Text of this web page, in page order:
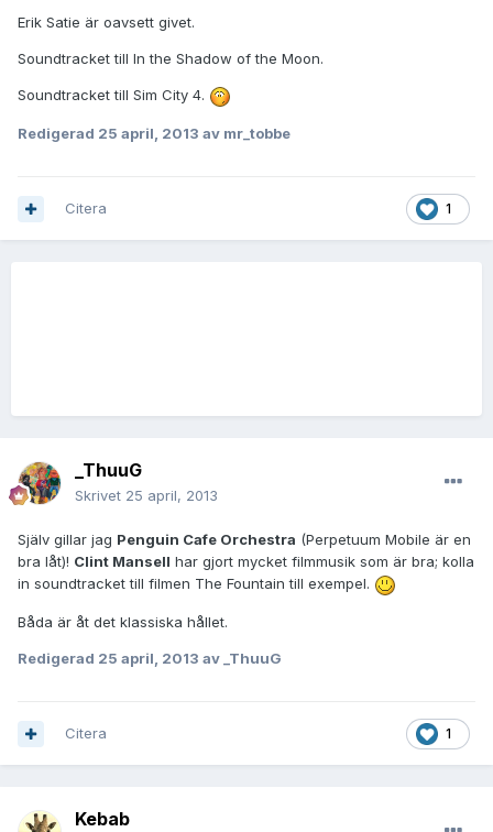
Erik Satie är oavsett givet.
Soundtracket till In the Shadow of the Moon.
Soundtracket till Sim City 4.
Redigerad 25 april, 2013 av mr_tobbe
1
Citera
_ThuuG
Skrivet 25 april, 2013
Själv gillar jag Penguin Cafe Orchestra (Perpetuum Mobile är en
bra låt)! Clint Mansell har gjort mycket filmmusik som är bra; kolla
in soundtracket till filmen The Fountain till exempel.
Båda är åt det klassiska hållet.
Redigerad 25 april, 2013 av _ThuuG
1
Citera
Kebab